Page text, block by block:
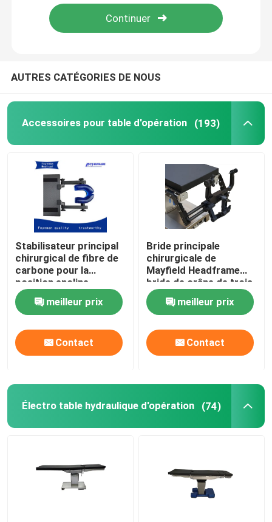
Visite d'usine
Contrôle de la qualité
Accessoires pour table d'opération
Électro table hydraulique d'opération
Circuit hydraulique de Tableau d'opération
Électro accessoires de circuit hydraulique
Positionneurs patients de gel
AUTRES CATÉGORIES DE NOUS
Accessoires pour table d'opération (193)
Stabilisateur principal
chirurgical de fibre de
carbone pour la
position encline
meilleur prix
Contact
Bride principale
chirurgicale de
Mayfield Headframe
bride de crâne de trois
points
meilleur prix
Contact
Électro table hydraulique d'opération (74)